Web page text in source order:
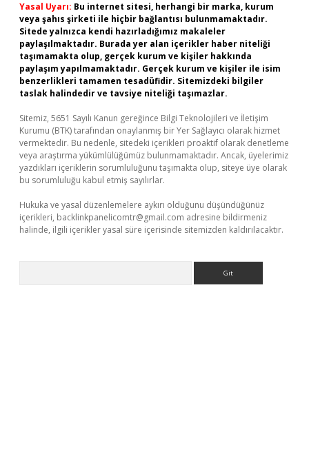
Yasal Uyarı: Bu internet sitesi, herhangi bir marka, kurum
veya şahıs şirketi ile hiçbir bağlantısı bulunmamaktadır.
Sitede yalnızca kendi hazırladığımız makaleler
paylaşılmaktadır. Burada yer alan içerikler haber niteliği
taşımamakta olup, gerçek kurum ve kişiler hakkında
paylaşım yapılmamaktadır. Gerçek kurum ve kişiler ile isim
benzerlikleri tamamen tesadüfidir. Sitemizdeki bilgiler
taslak halindedir ve tavsiye niteliği taşımazlar.
Sitemiz, 5651 Sayılı Kanun gereğince Bilgi Teknolojileri ve İletişim
Kurumu (BTK) tarafından onaylanmış bir Yer Sağlayıcı olarak hizmet
vermektedir. Bu nedenle, sitedeki içerikleri proaktif olarak denetleme
veya araştırma yükümlülüğümüz bulunmamaktadır. Ancak, üyelerimiz
yazdıkları içeriklerin sorumluluğunu taşımakta olup, siteye üye olarak
bu sorumluluğu kabul etmiş sayılırlar.
Hukuka ve yasal düzenlemelere aykırı olduğunu düşündüğünüz
içerikleri, backlinkpanelicomtr@gmail.com adresine bildirmeniz
halinde, ilgili içerikler yasal süre içerisinde sitemizden kaldırılacaktır.